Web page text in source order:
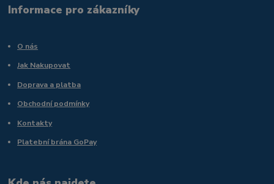
Informace pro zákazníky
O nás
Jak Nakupovat
Doprava a platba
Obchodní podmínky
Kontakty
Platební brána GoPay